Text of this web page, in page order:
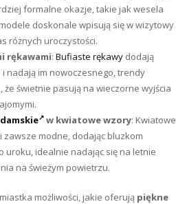
formalne okazje, takie jak wesela
doskonale wpisują się w wizytowy
różnych uroczystości.
rękawami: Bufiaste rękawy dodają
nadają im nowoczesnego, trendy
że świetnie pasują na wieczorne wyjścia
w kwiatowe wzory: Kwiatowe
zawsze modne, dodając bluzkom
uroku, idealnie nadając się na letnie
na świeżym powietrzu.
możliwości, jakie oferują piękne